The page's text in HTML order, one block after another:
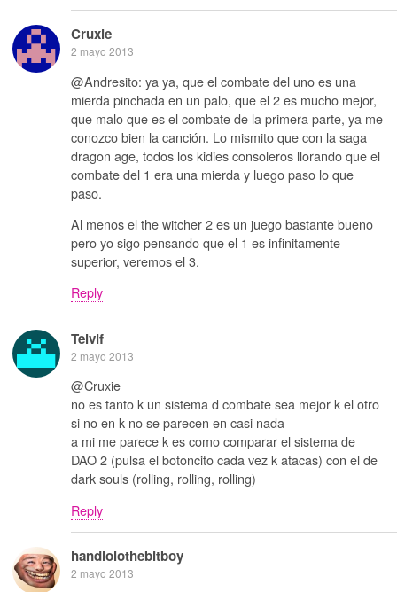
Cruxie
2 mayo 2013
@Andresito: ya ya, que el combate del uno es una
mierda pinchada en un palo, que el 2 es mucho mejor,
que malo que es el combate de la primera parte, ya me
conozco bien la canción. Lo mismito que con la saga
dragon age, todos los kidies consoleros llorando que el
combate del 1 era una mierda y luego paso lo que
paso.
Al menos el the witcher 2 es un juego bastante bueno
pero yo sigo pensando que el 1 es infinitamente
superior, veremos el 3.
Reply
Telvif
2 mayo 2013
@Cruxie
no es tanto k un sistema d combate sea mejor k el otro
si no en k no se parecen en casi nada
a mi me parece k es como comparar el sistema de
DAO 2 (pulsa el botoncito cada vez k atacas) con el de
dark souls (rolling, rolling, rolling)
Reply
handlolothebitboy
2 mayo 2013